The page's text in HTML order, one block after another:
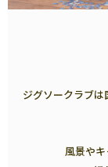
ジグソークラブ
風景や